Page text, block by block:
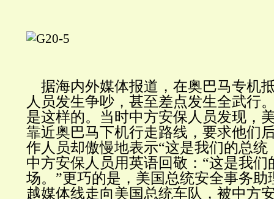
据海内外媒体报道，在奥巴马专机
人员发生争吵，甚至差点发生全武行
是这样的。当时中方安保人员发现，
靠近奥巴马下机行走路线，要求他们
作人员却傲慢地表示“这是我们的总统
中方安保人员用英语回敬：“这是我
场。”更巧的是，美国总统安全事务助
越媒体线走向美国总统车队，被中方